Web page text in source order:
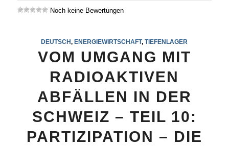
Noch keine Bewertungen
DEUTSCH, ENERGIEWIRTSCHAFT,TIEFENLAGER
VOM UMGANG MIT
RADIOAKTIVEN
ABFÄLLEN IN DER
SCHWEIZ – TEIL 10:
PARTIZIPATION – DIE